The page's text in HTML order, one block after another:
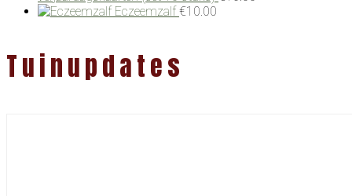
Eczeemzalf €10.00
Tuinupdates